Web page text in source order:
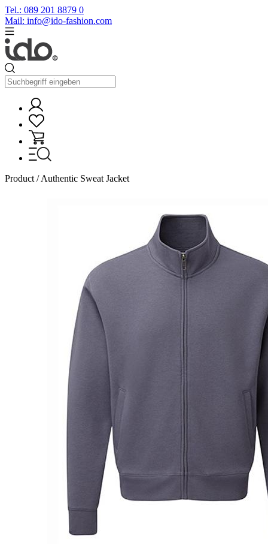
Tel.: 089 201 8879 0
Mail: info@ido-fashion.com
Product / Authentic Sweat Jacket